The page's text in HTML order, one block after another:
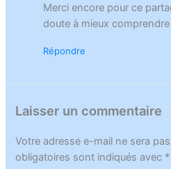
Merci encore pour ce
doute à mieux
Répondre
Laisser un commentaire
Votre adresse e-mail ne sera
obligatoires sont indiqués avec *